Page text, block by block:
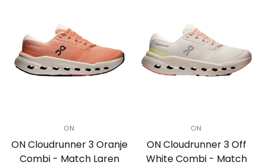
ON
ON Cloudrunner 3 Oranje
Combi - Match Laren
ON
ON Cloudrunner 3 Off
White Combi - Match